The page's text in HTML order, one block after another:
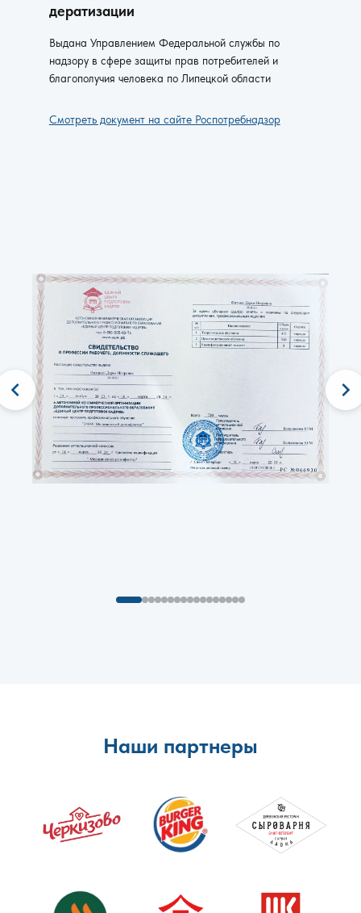
дератизации
Выдана Управлением Федеральной службы по
надзору в сфере защиты прав потребителей и
благополучия человека по Липецкой области
Смотреть документ на сайте Роспотребнадзор
chevron_left chevron_right
Наши партнеры